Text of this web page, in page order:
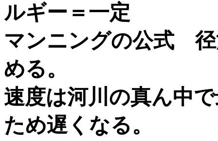
ルギー＝一定
マンニングの公式 径
める。
速度は河川の真ん中
ため遅くなる。